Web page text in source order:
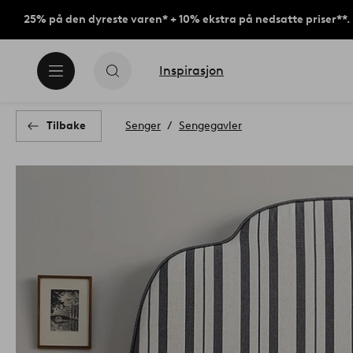
25% på den dyreste varen* + 10% ekstra på nedsatte priser**.
Inspirasjon
Tilbake Senger Sengegavler